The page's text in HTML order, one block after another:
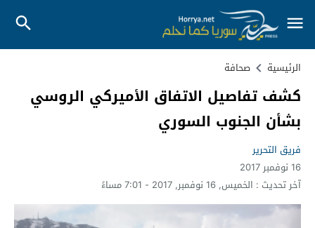
الرئيسية صحافة
كشف تفاصيل الاتفاق الأميركي الروسي
بشأن الجنوب السوري
فريق التحرير
16 نوفمبر 2017
آخر تحديث : الخميس, 16 نوفمبر, 2017 - 7:01 مساءً